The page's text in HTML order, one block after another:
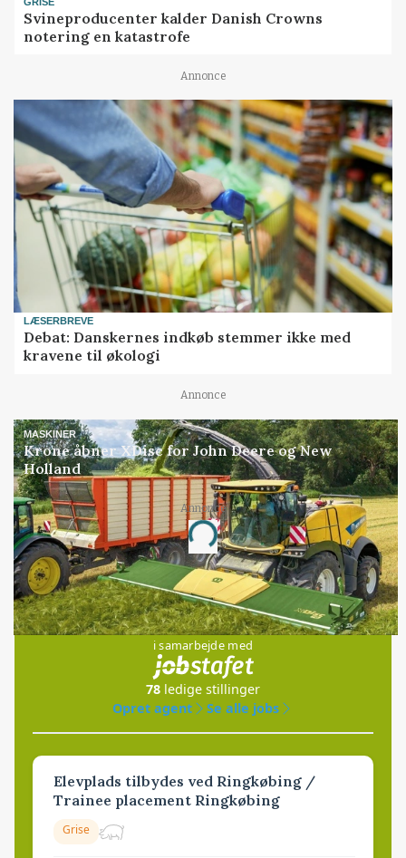
Svineproducenter kalder Danish Crowns
notering en katastrofe
Annonce
LÆSERBREVE
Debat: Danskernes indkøb stemmer ikke med
kravene til økologi
Annonce
MASKINER
Krone åbner XDisc for John Deere og New
Holland
Annonce
Loading...
Jobs
i samarbejde med
78 ledige stillinger
Opret agent
Se alle jobs
Elevplads tilbydes ved Ringkøbing /
Trainee placement Ringkøbing
Grise